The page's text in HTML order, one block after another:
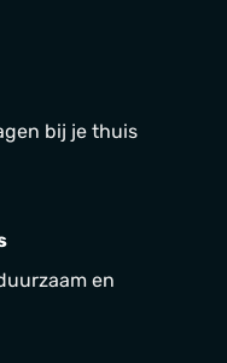
bij je thuis
en